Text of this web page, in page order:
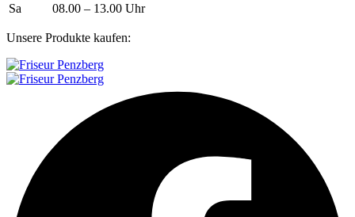
Sa
08.00 – 13.00 Uhr
Unsere Produkte kaufen: